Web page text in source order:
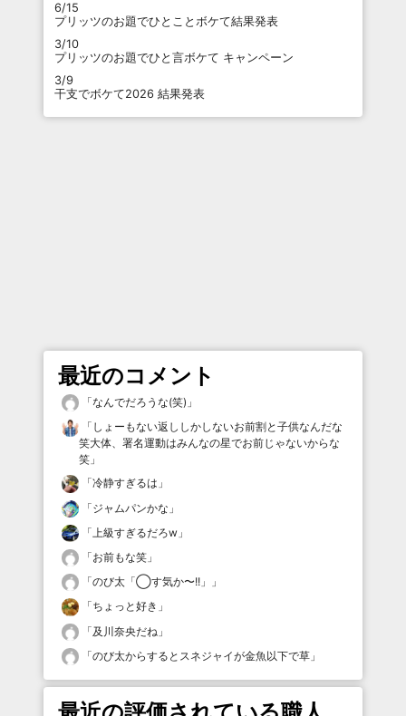
6/15
プリッツのお題でひとことボケて結果発表
3/10
プリッツのお題でひと言ボケて キャンペーン
3/9
干支でボケて2026 結果発表
最近のコメント
「なんでだろうな(笑) 」
「 しょーもない返ししかしないお前割と子供なんだな
笑大体、署名運動はみんなの星でお前じゃないからな
笑 」
「冷静すぎるは 」
「ジャムパンかな 」
「 上級すぎるだろw 」
「お前もな笑 」
「のび太「◯す気か〜!!」
」
「ちょっと好き 」
「及川奈央だね 」
「のび太からするとスネジャイが金魚以下で草 」